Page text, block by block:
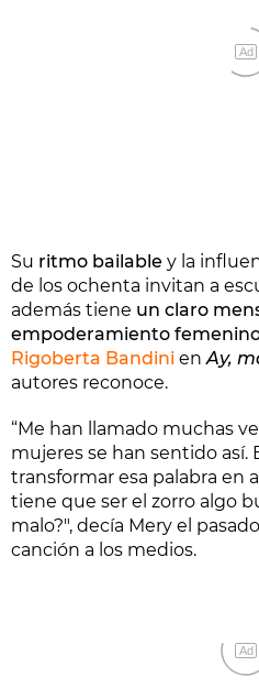
Ad
Su ritmo bailable y la
de los ochenta invitan a
además tiene un claro
empoderamiento
Rigoberta Bandini en Ay,
autores reconoce.
“Me han llamado muchas
mujeres se han sentido así.
transformar esa palabra en
tiene que ser el zorro algo
malo?", decía Mery el
canción a los medios.
Ad